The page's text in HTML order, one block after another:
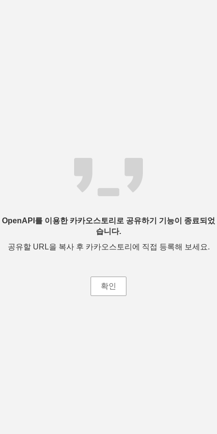
OpenAPI를 이용한 카카오스토리로 공유하기 기능이 종료되었
습니다.
공유할 URL을 복사 후 카카오스토리에 직접 등록해 보세요.
확인